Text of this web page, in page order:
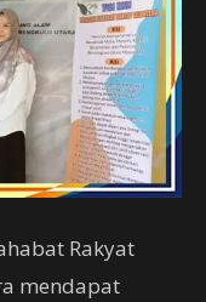
Rakyat
mendapat